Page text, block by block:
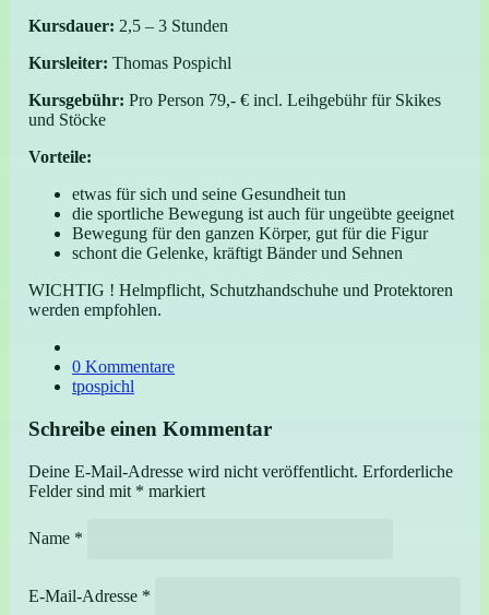
Kursdauer: 2,5 – 3 Stunden
Kursleiter: Thomas Pospichl
Kursgebühr: Pro Person 79,- € incl. Leihgebühr für Skikes
und Stöcke
Vorteile:
etwas für sich und seine Gesundheit tun
die sportliche Bewegung ist auch für ungeübte geeignet
Bewegung für den ganzen Körper, gut für die Figur
schont die Gelenke, kräftigt Bänder und Sehnen
WICHTIG ! Helmpflicht, Schutzhandschuhe und Protektoren
werden empfohlen.
0 Kommentare
tpospichl
Schreibe einen Kommentar
Deine E-Mail-Adresse wird nicht veröffentlicht. Erforderliche
Felder sind mit * markiert
Name *
E-Mail-Adresse *